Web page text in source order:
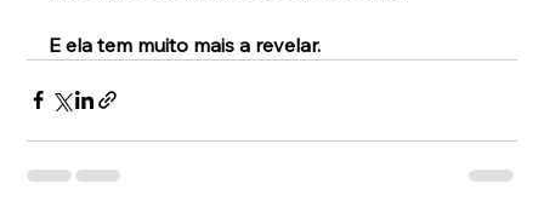
E ela tem muito mais a revelar.